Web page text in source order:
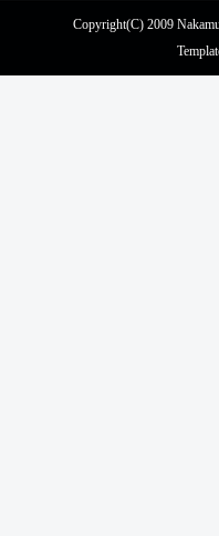
Copyright(C) 2009